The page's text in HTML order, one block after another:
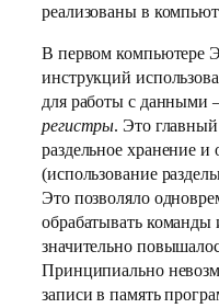
реализованы в
В первом компьютере
инструкций
для работы с
регистры. Это
раздельное хранение
(использование
Это позволяло
обрабатывать команды
значительно
Принципиально
записи в память